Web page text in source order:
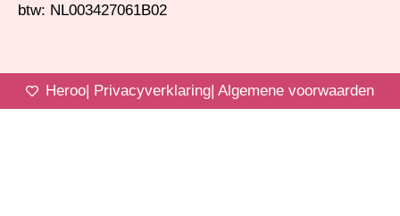
btw: NL003427061B02
Heroo| Privacyverklaring| Algemene voorwaarden